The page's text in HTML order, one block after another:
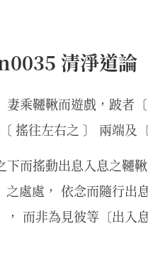
清淨道論
妻乘韆鞦而遊戲，跛者
搖往左右之 〕 兩端及
而搖動出息入息之韆
處處， 依念而隨行出
而非為見彼等〔出入